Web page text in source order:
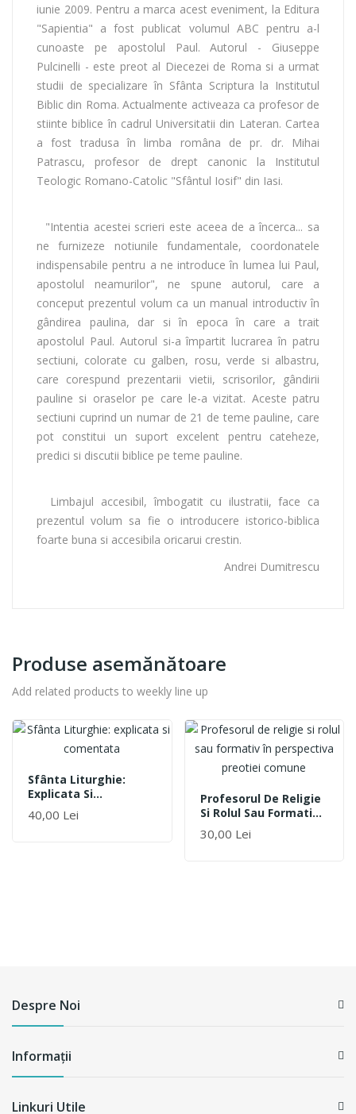
iunie 2009. Pentru a marca acest eveniment, la Editura
"Sapientia" a fost publicat volumul ABC pentru a-l
cunoaste pe apostolul Paul. Autorul - Giuseppe
Pulcinelli - este preot al Diecezei de Roma si a urmat
studii de specializare în Sfânta Scriptura la Institutul
Biblic din Roma. Actualmente activeaza ca profesor de
stiinte biblice în cadrul Universitatii din Lateran. Cartea
a fost tradusa în limba româna de pr. dr. Mihai
Patrascu, profesor de drept canonic la Institutul
Teologic Romano-Catolic "Sfântul Iosif" din Iasi.
"Intentia acestei scrieri este aceea de a încerca... sa
ne furnizeze notiunile fundamentale, coordonatele
indispensabile pentru a ne introduce în lumea lui Paul,
apostolul neamurilor", ne spune autorul, care a
conceput prezentul volum ca un manual introductiv în
gândirea paulina, dar si în epoca în care a trait
apostolul Paul. Autorul si-a împartit lucrarea în patru
sectiuni, colorate cu galben, rosu, verde si albastru,
care corespund prezentarii vietii, scrisorilor, gândirii
pauline si oraselor pe care le-a vizitat. Aceste patru
sectiuni cuprind un numar de 21 de teme pauline, care
pot constitui un suport excelent pentru cateheze,
predici si discutii biblice pe teme pauline.
Limbajul accesibil, îmbogatit cu ilustratii, face ca
prezentul volum sa fie o introducere istorico-biblica
foarte buna si accesibila oricarui crestin.
Andrei Dumitrescu
Produse asemănătoare
Add related products to weekly line up
Sfânta Liturghie:
Explicata Si
Comentata
40,00 Lei
Profesorul De Religie
Si Rolul Sau Formativ
În Perspectiva
Preotiei Comune
30,00 Lei
Despre Noi
Informații
Linkuri Utile